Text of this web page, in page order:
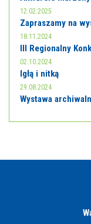
12.02.2025
Zapraszamy na
18.11.2024
III Regionalny
02.10.2024
Igłą i nitką
29.08.2024
Wystawa